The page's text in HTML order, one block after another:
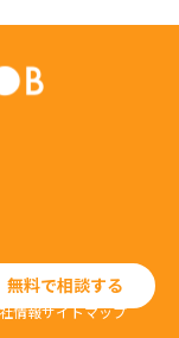
無料で相談する
情報サイトマップ